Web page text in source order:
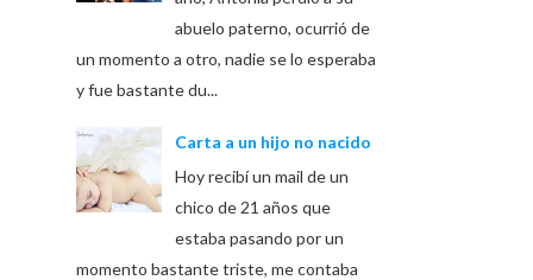
abuelo paterno, ocurrió de
un momento a otro, nadie se lo esperaba
y fue bastante du...
Carta a un hijo no nacido
Hoy recibí un mail de un
chico de 21 años que
estaba pasando por un
momento bastante triste, me contaba